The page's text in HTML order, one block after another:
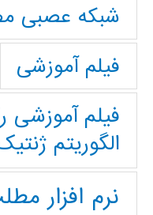
شبکه عصبی
فیلم آموزشی
فیلم آموزشی
الگوریتم
نرم افزار